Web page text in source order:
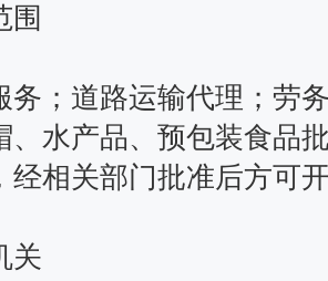
围
务；道路运输代理；劳
、水产品、预包装食品
经相关部门批准后方可
关